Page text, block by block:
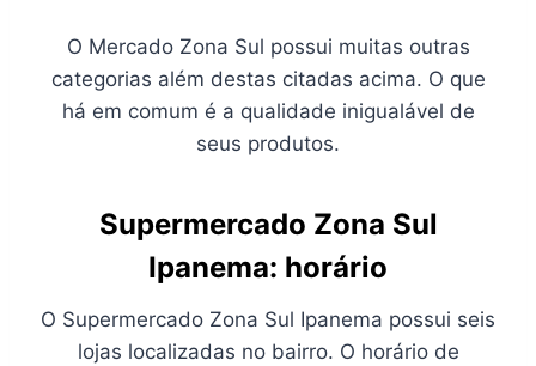
O Mercado Zona Sul possui muitas outras
categorias além destas citadas acima. O que
há em comum é a qualidade inigualável de
seus produtos.
Supermercado Zona Sul
Ipanema: horário
O Supermercado Zona Sul Ipanema possui seis
lojas localizadas no bairro. O horário de